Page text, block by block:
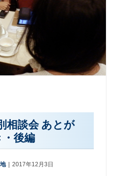
相談会 あとが
・後編
2017年12月3日